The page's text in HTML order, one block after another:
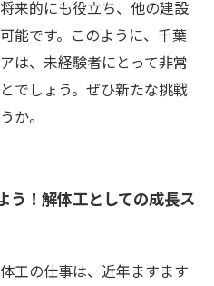
来的にも役立ち、他の建設
能です。このように、千葉
は、未経験者にとって非常
でしょう。ぜひ新たな挑戦
か。
う！解体工としての成長ス
工の仕事は、近年ますます